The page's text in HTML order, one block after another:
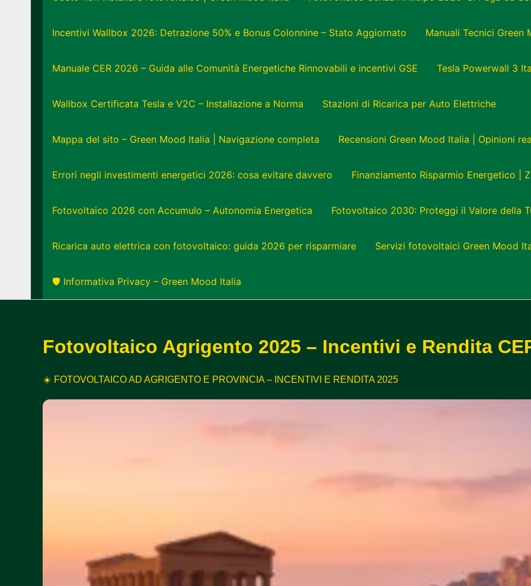
Incentivi Wallbox 2026: Detrazione 50% e Bonus Colonnine – Stato Aggiornato Manuali Tecnici Green
Manuale CER 2026 – Guida alle Comunità Energetiche Rinnovabili e incentivi GSE Tesla Powerwall 3
Wallbox Certificata Tesla e V2C – Installazione a Norma Stazioni di Ricarica per Auto Elettriche
Mappa del sito – Green Mood Italia | Navigazione completa Recensioni Green Mood Italia | Opinioni reali
Errori negli investimenti energetici 2026: cosa evitare davvero Finanziamento Risparmio Energetico |
Fotovoltaico 2026 con Accumulo – Autonomia Energetica Fotovoltaico 2030: Proteggi il Valore della
Ricarica auto elettrica con fotovoltaico: guida 2026 per risparmiare Servizi fotovoltaici Green Mood
🛡️ Informativa Privacy – Green Mood Italia
Fotovoltaico Agrigento 2025 – Incentivi e Rendita
☀️ FOTOVOLTAICO AD AGRIGENTO E PROVINCIA – INCENTIVI E RENDITA 2025